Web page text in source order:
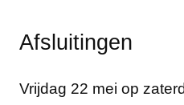
Afsluitingen
Vrijdag 22 mei op